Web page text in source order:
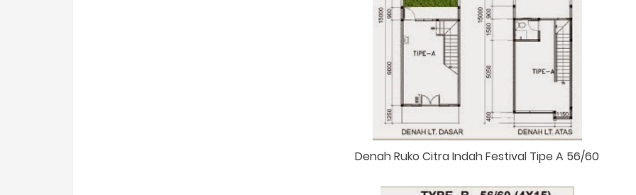
Denah Ruko Citra Indah Festival Tipe A 56/60